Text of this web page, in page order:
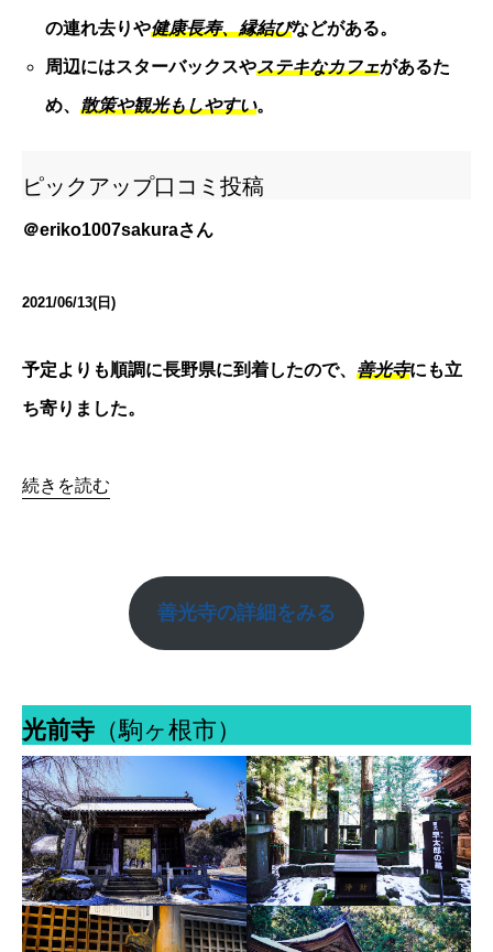
の連れ去りや健康長寿、縁結びなどがある。
周辺にはスターバックスやステキなカフェがあるた
め、 散策や観光もしやすい。
ピックアップ口コミ投稿
＠eriko1007sakuraさん
2021/06/13(日)
予定よりも順調に長野県に到着したので、 善光寺にも立
ち寄りました。
続きを読む
善光寺の詳細をみる
光前寺 （駒ヶ根市）